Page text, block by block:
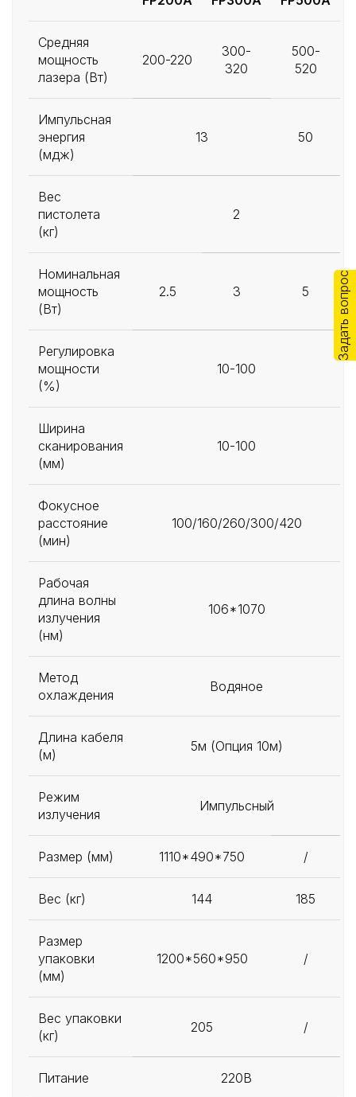
Средняя
мощность
лазера (Вт)
200-220
300-
320
500-
520
Импульсная
энергия
(мдж)
13 50
Вес
пистолета
(кг)
2
Номинальная
мощность
(Вт)
2.5 3 5
Регулировка
мощности
(%)
10-100
Ширина
сканирования
(мм)
10-100
Фокусное
расстояние
(мин)
100/160/260/300/420
Рабочая
длина волны
излучения
(нм)
106*1070
Метод
охлаждения
Водяное
Длина кабеля
(м)
5м (Опция 10м)
Режим
излучения
Импульсный
Размер (мм) 1110*490*750 /
Вес (кг) 144 185
Размер
упаковки
(мм)
1200*560*950 /
Вес упаковки
(кг)
205 /
Питание 220В
Задать вопрос